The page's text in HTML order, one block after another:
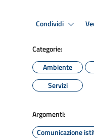
Condividi
Categorie:
Ambiente
Servizi
Argomenti:
Comunicazione